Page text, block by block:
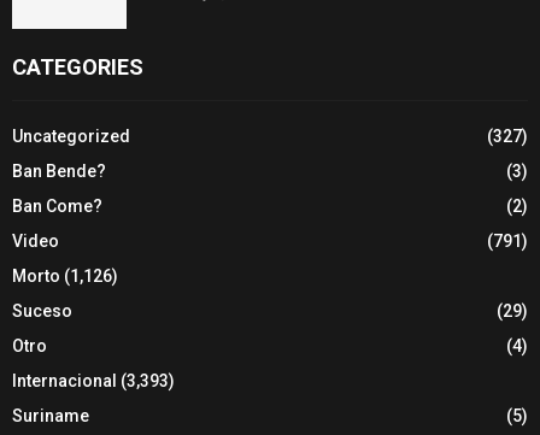
CATEGORIES
Uncategorized
(327)
Ban Bende?
(3)
Ban Come?
(2)
Video
(791)
Morto (1,126)
Suceso
(29)
Otro
(4)
Internacional (3,393)
Suriname
(5)